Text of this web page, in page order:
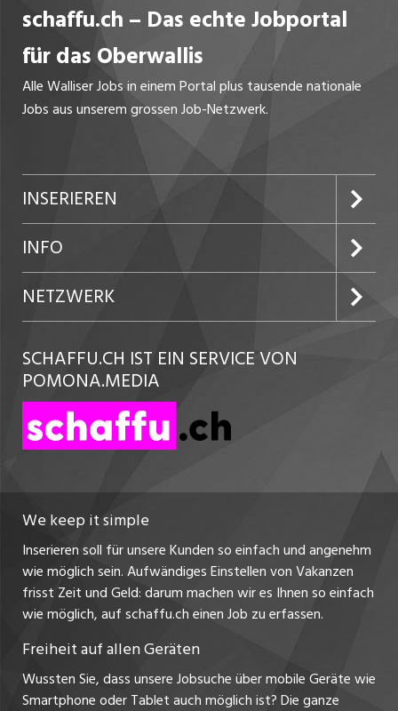
schaffu.ch – Das echte Jobportal
für das Oberwallis
Alle Walliser Jobs in einem Portal plus tausende nationale
Jobs aus unserem grossen Job-Netzwerk.
INSERIEREN
Preise und Leistungen
Inserat aufgeben
Kundenlogin
INFO
Portrait
Datenschutzerklärung
Nutzungsbedingungen
NETZWERK
nicejob.de
myjob.ch
jobbasel.ch
jobbern.ch
jobmittelland.ch
ajourjob.ch
SCHAFFU.CH IST EIN SERVICE VON
POMONA.MEDIA
We keep it simple
Inserieren soll für unsere Kunden so einfach und angenehm
wie möglich sein. Aufwändiges Einstellen von Vakanzen
frisst Zeit und Geld: darum machen wir es Ihnen so einfach
wie möglich, auf schaffu.ch einen Job zu erfassen.
Freiheit auf allen Geräten
Wussten Sie, dass unsere Jobsuche über mobile Geräte wie
Smartphone oder Tablet auch möglich ist? Die ganze